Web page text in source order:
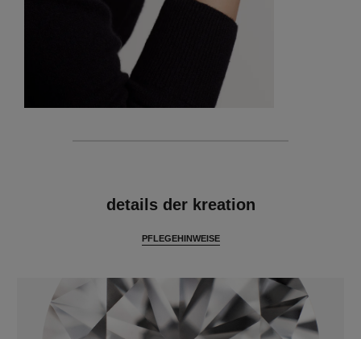
details der kreation
PFLEGEHINWEISE